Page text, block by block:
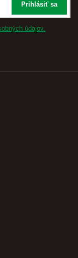
Prihlásiť sa
údajov.